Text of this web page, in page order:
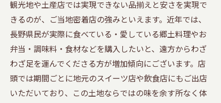
観光地や土産店では実現できない品揃えと安さを実現で
きるのが、ご当地密着店の強みといえます。近年では、
長野県民が実際に食べている・愛している郷土料理やお
弁当・調味料・食材などを購入したいと、遠方からわざ
わざ足を運んでくださる方が増加傾向にございます。店
頭では期間ごとに地元のスイーツ店や飲食店にもご出店
いただいており、この土地ならではの味を余す所なく体